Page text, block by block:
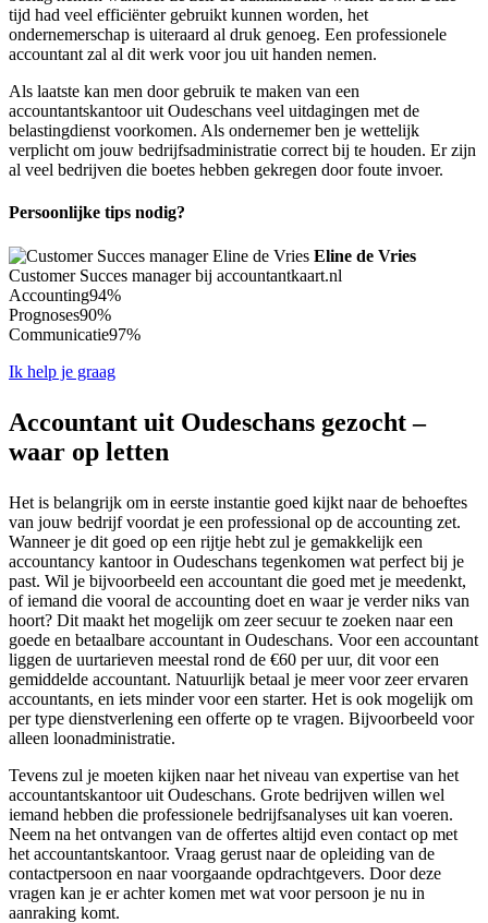
tijd had veel efficiënter gebruikt kunnen worden, het
ondernemerschap is uiteraard al druk genoeg. Een professionele
accountant zal al dit werk voor jou uit handen nemen.
Als laatste kan men door gebruik te maken van een
accountantskantoor uit Oudeschans veel uitdagingen met de
belastingdienst voorkomen. Als ondernemer ben je wettelijk
verplicht om jouw bedrijfsadministratie correct bij te houden. Er zijn
al veel bedrijven die boetes hebben gekregen door foute invoer.
Persoonlijke tips nodig?
Eline de Vries
Customer Succes manager bij accountantkaart.nl
Accounting94%
Prognoses90%
Communicatie97%
Ik help je graag
Accountant uit Oudeschans gezocht –
waar op letten
Het is belangrijk om in eerste instantie goed kijkt naar de behoeftes
van jouw bedrijf voordat je een professional op de accounting zet.
Wanneer je dit goed op een rijtje hebt zul je gemakkelijk een
accountancy kantoor in Oudeschans tegenkomen wat perfect bij je
past. Wil je bijvoorbeeld een accountant die goed met je meedenkt,
of iemand die vooral de accounting doet en waar je verder niks van
hoort? Dit maakt het mogelijk om zeer secuur te zoeken naar een
goede en betaalbare accountant in Oudeschans. Voor een accountant
liggen de uurtarieven meestal rond de €60 per uur, dit voor een
gemiddelde accountant. Natuurlijk betaal je meer voor zeer ervaren
accountants, en iets minder voor een starter. Het is ook mogelijk om
per type dienstverlening een offerte op te vragen. Bijvoorbeeld voor
alleen loonadministratie.
Tevens zul je moeten kijken naar het niveau van expertise van het
accountantskantoor uit Oudeschans. Grote bedrijven willen wel
iemand hebben die professionele bedrijfsanalyses uit kan voeren.
Neem na het ontvangen van de offertes altijd even contact op met
het accountantskantoor. Vraag gerust naar de opleiding van de
contactpersoon en naar voorgaande opdrachtgevers. Door deze
vragen kan je er achter komen met wat voor persoon je nu in
aanraking komt.